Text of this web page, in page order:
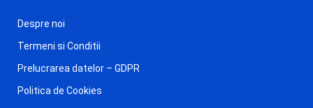
Despre noi
Termeni si Conditii
Prelucrarea datelor – GDPR
Politica de Cookies